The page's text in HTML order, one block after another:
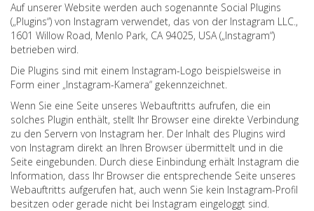
Auf unserer Website werden auch sogenannte Social Plugins
(„Plugins“) von Instagram verwendet, das von der Instagram LLC.,
1601 Willow Road, Menlo Park, CA 94025, USA („Instagram“)
betrieben wird.
Die Plugins sind mit einem Instagram-Logo beispielsweise in
Form einer „Instagram-Kamera“ gekennzeichnet.
Wenn Sie eine Seite unseres Webauftritts aufrufen, die ein
solches Plugin enthält, stellt Ihr Browser eine direkte Verbindung
zu den Servern von Instagram her. Der Inhalt des Plugins wird
von Instagram direkt an Ihren Browser übermittelt und in die
Seite eingebunden. Durch diese Einbindung erhält Instagram die
Information, dass Ihr Browser die entsprechende Seite unseres
Webauftritts aufgerufen hat, auch wenn Sie kein Instagram-Profil
besitzen oder gerade nicht bei Instagram eingeloggt sind.